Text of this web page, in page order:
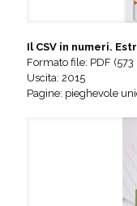
Il CSV in numeri.
Formato file: PDF (573
Uscita: 2015
Pagine: pieghevole